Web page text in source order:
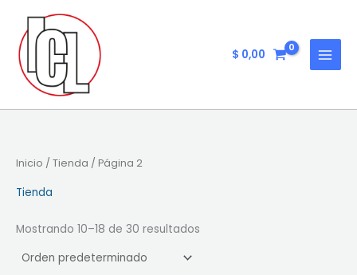
contenido
$ 0,00
Inicio / Tienda / Página 2
Tienda
Mostrando 10–18 de 30 resultados